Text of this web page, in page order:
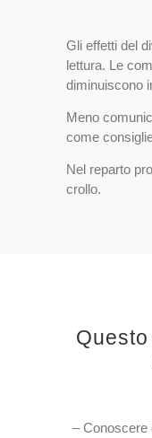
Gli effetti del
lettura. Le
diminuiscono
Meno
come
Nel reparto
crollo.
–Conoscere